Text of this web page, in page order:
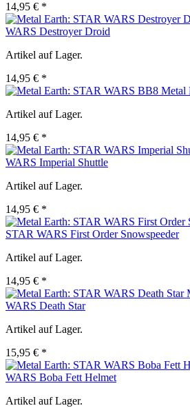
14,95 € *
WARS Destroyer Droid
Artikel auf Lager.
14,95 € *
Metal
Artikel auf Lager.
14,95 € *
WARS Imperial Shuttle
Artikel auf Lager.
14,95 € *
STAR WARS First Order Snowspeeder
Artikel auf Lager.
14,95 € *
WARS Death Star
Artikel auf Lager.
15,95 € *
WARS Boba Fett Helmet
Artikel auf Lager.